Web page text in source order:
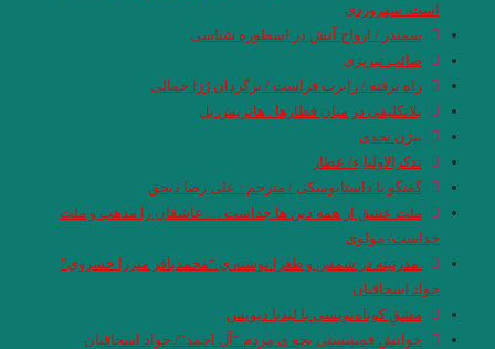
است. سهروردی
سمندر / ارواح آتش در اسطوره شناسی
صائب تبریزی
راه نرفته / رابرت فراست / برگردان رُزا جمالی
بلاتکلیفی در میان قطارها . هانریش بل
بیژن نجدی
تذکرالاولیا ِء/ عطار
گفتگو با داستایوسکی / مترجم : علی رضا ذیحق
ملت عشق از همه دین ها جداست ….عاشقان را مذهب و ملت
خداست/ مولوی
.مدرنیته در شمس و طغرا نوشته ی “محمدباقر میرزا خسروی”
جواد اسحاقیان
مشقِ کوتاه‌نویسی با لیدیا دیویس
خوانش فمینیستی بچه ی مردم “آل احمد”/ جواد اسحاقیان